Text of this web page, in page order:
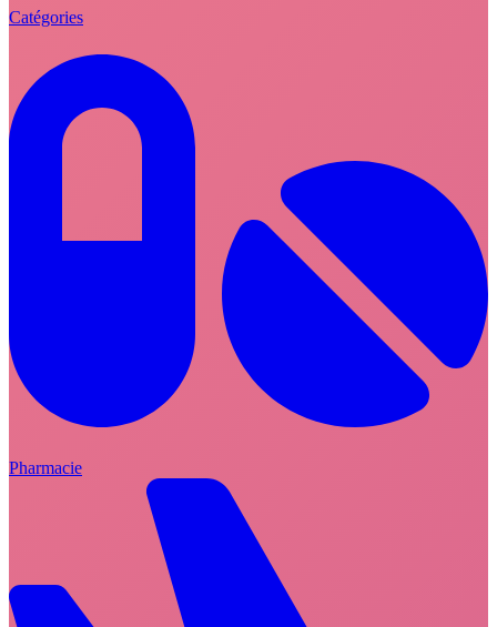
Catégories
Pharmacie